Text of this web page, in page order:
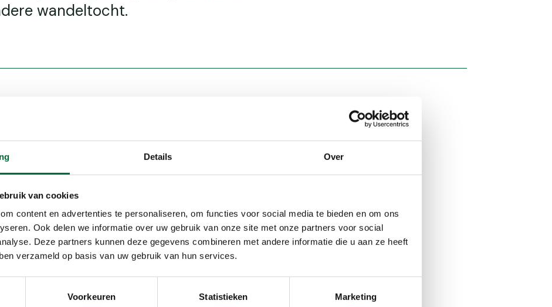
Details Over
van cookies
content en advertenties te personaliseren, om functies voor social media te bieden en om ons
Ook delen we informatie over uw gebruik van onze site met onze partners voor social
Deze partners kunnen deze gegevens combineren met andere informatie die u aan ze heeft
verzameld op basis van uw gebruik van hun services.
Voorkeuren Statistieken Marketing
wandeltocht.
mits aangelijnd
Herinnering
Stempel